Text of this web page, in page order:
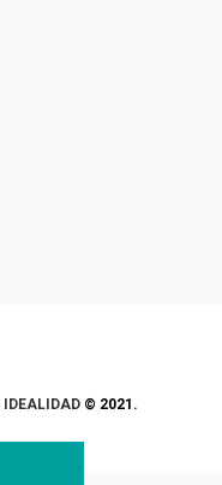
IDEALIDAD© 2021.